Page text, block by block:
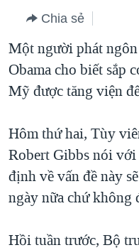
chính
điều
hướng
chính
tới
"Tìm"
BLOG
DIỄN ĐÀN
MỤC
VẠCH TRẦN TIN GIẢ
NGƯỜI VIỆT HẢI
ĐỜI SỐNG
KINH TẾ
KHOA HỌC
CHUYÊN ĐỀ
CHIẾN TRANH
HÀNH TRÌNH BẦU CỬ
MỘT NĂM CHIẾN
NGÀY TỊ NẠN THẾ GIỚI
HỌC TIẾNG ANH
VIDEO
NGHE
Chia sẻ
Một người phát
Obama cho biết sắp
Mỹ được tăng viện
Hôm thứ hai, Tùy
Robert Gibbs nói
định về vấn đề này
ngày nữa chứ không
Hồi tuần trước, Bộ